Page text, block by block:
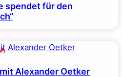
spendet für den
Alexander Oetker